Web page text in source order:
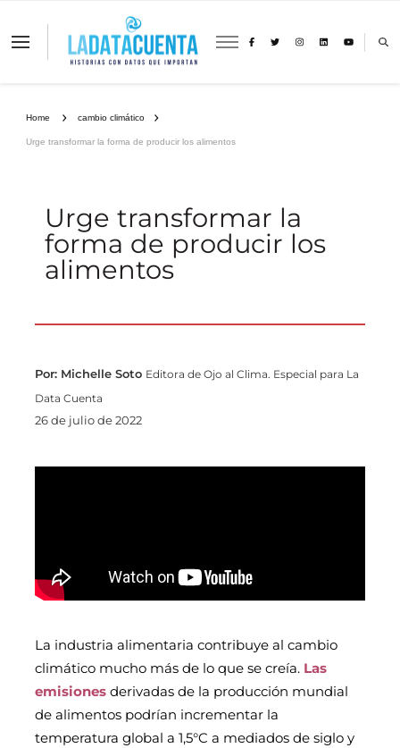
La Data Cuenta es una plataforma
Home cambio climático
Urge transformar la forma de producir los alimentos
Urge transformar la
forma de producir los
alimentos
Por: Michelle Soto Editora de Ojo al Clima. Especial para La
Data Cuenta
26 de julio de 2022
La industria alimentaria contribuye al cambio
climático mucho más de lo que se creía. Las
emisiones derivadas de la producción mundial
de alimentos podrían incrementar la
temperatura global a 1,5°C a mediados de siglo y